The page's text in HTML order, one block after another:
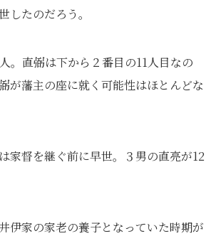
したのだろう。
。直弼は下から２番目の11人目なの
が藩主の座に就く可能性はほとんどな
家督を継ぐ前に早世。３男の直亮が12
伊家の家老の養子となっていた時期が